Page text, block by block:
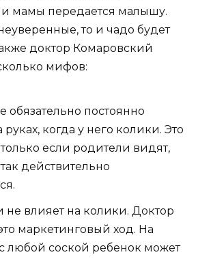
и мамы передается малышу.
то и чадо будет
доктор Комаровский
мифов:
обязательно постоянно
руках, когда у него колики. Это
если родители видят,
действительно
влияет на колики. Доктор
маркетинговый ход. На
любой соской ребенок может